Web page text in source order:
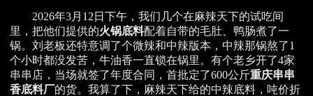
2026年3月12日下午，我们几个在麻辣天下的试吃间
里，把他们提供的火锅底料配着自带的毛肚、鸭肠煮了一
锅。刘老板还特意调了个微辣和中辣版本，中辣那锅熬了1
个小时都没发苦，牛油香一直锁在锅里。有个老乡开了4家
串串店，当场就签了年度合同，首批定了600公斤重庆串串
香底料厂的货。我算了下，麻辣天下给的中辣底料，吨价折